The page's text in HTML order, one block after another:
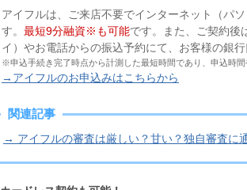
アイフルは、ご来店不要でインターネット（パ
す。 最短9分融資※も可能です。また、ご契約後
イ）やお電話からの振込予約にて、お客様の銀
※申込手続き完了時点から計測した最短時間であり、申込時間
→アイフルのお申込みはこちらから
関連記事
→ アイフルの審査は厳しい？甘い？独自審査に